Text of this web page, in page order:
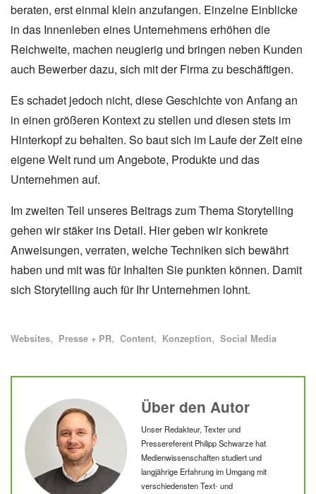
beraten, erst einmal klein anzufangen. Einzelne Einblicke
in das Innenleben eines Unternehmens erhöhen die
Reichweite, machen neugierig und bringen neben Kunden
auch Bewerber dazu, sich mit der Firma zu beschäftigen.
Es schadet jedoch nicht, diese Geschichte von Anfang an
in einen größeren Kontext zu stellen und diesen stets im
Hinterkopf zu behalten. So baut sich im Laufe der Zeit eine
eigene Welt rund um Angebote, Produkte und das
Unternehmen auf.
Im zweiten Teil unseres Beitrags zum Thema Storytelling
gehen wir stäker ins Detail. Hier geben wir konkrete
Anweisungen, verraten, welche Techniken sich bewährt
haben und mit was für Inhalten Sie punkten können. Damit
sich Storytelling auch für Ihr Unternehmen lohnt.
Schlagworte
Alle Blogartikel mit dem Schlagwort "
Websites " anzeigen
Alle Blogartikel mit dem Schlagwort "
Presse + PR" anzeigen
Alle Blogartikel mit dem Schlagwort "
Content" anzeigen
Alle Blogartikel mit dem
Konzeption " anzeigen
Alle Blogartikel mit
Social Media
Über den AutorPhilipp
Unser Redakteur, Texter und
Pressereferent Philipp Schwarze hat
Medienwissenschaften studiert und
langjährige Erfahrung im Umgang mit
verschiedensten Text- und